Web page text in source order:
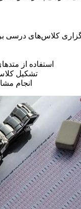
کلاس‌های درسی
استفاده از
تشکیل
انجام